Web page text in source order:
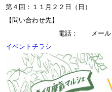
第４回：１１月２２日（日）
【問い合わせ先】
電話： メール
イベントチラシ